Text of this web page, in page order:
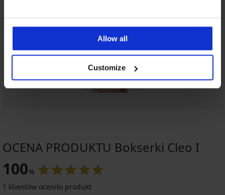
Allow all
Customize
OCENA PRODUKTU Bokserki Cleo I
100%
1 klientów oceniło produkt